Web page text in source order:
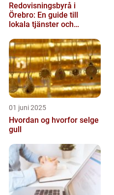
Redovisningsbyrå i
Örebro: En guide till
lokala tjänster och
01 juni 2025
Hvordan og hvorfor selge
gull